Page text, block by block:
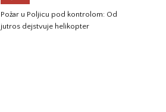
Požar u Poljicu pod kontrolom: Od
jutros dejstvuje helikopter